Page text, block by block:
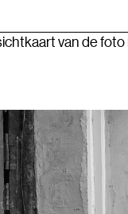
van de